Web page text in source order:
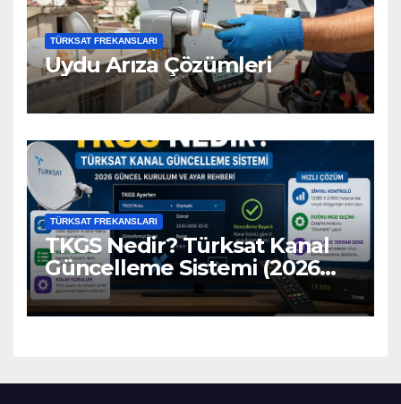
TÜRKSAT FREKANSLARI
Uydu Arıza Çözümleri
TÜRKSAT FREKANSLARI
TKGS Nedir? Türksat Kanal
Güncelleme Sistemi (2026
Ayarları)